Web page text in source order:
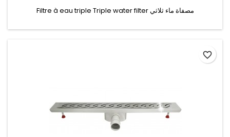
Filtre à eau triple Triple water filter مصفاة ماء ثلاثي
favorite_border